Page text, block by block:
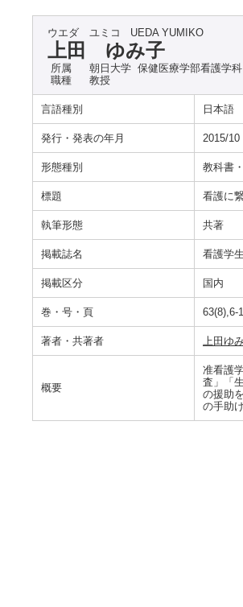
ウエダ ユミコ UEDA YUMIKO
上田 ゆみ子
所属
朝日大学 保健医療学部看護学
職種
教授
言語種別 日本語
発行・発表の年月 2015/10
形態種別 教科書
標題 看護に
執筆形態 共著
掲載誌名 看護学生
掲載区分 国内
巻・号・頁 63(8),6-
著者・共著者 上田ゆ
概要
准看護
査」「
の援助
の手助